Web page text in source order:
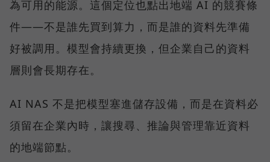
為可用的能源。這個定位也點出地端 AI 的競賽條
件——不是誰先買到算力，而是誰的資料先準備
好被調用。模型會持續更換，但企業自己的資料
層則會長期存在。
AI NAS 不是把模型塞進儲存設備，而是在資料必
須留在企業內時，讓搜尋、推論與管理靠近資料
的地端節點。